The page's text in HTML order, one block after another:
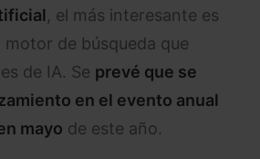
, el más interesante es
motor de búsqueda que
de IA. Se prevé que se
en el evento anual
mayo de este año.